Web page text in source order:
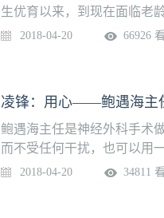
要讲技术，我要讲科学，同
观。有灵性、无宗教，这里
生优育以来，到现在面临老
议，在人口政策方面，不能
节。我们在推广过程中发现
度，尽管讲的是死亡，我们
好。大家都要直视死亡，父
加珍惜和家人陪伴的时间。
2018-04-20 66926
凌锋：用心——鲍遇海主
鲍遇海主任是神经外科手术
而不受任何干扰，也可以用
区脑膜瘤手术的尾声，用70
2018-04-20 34811